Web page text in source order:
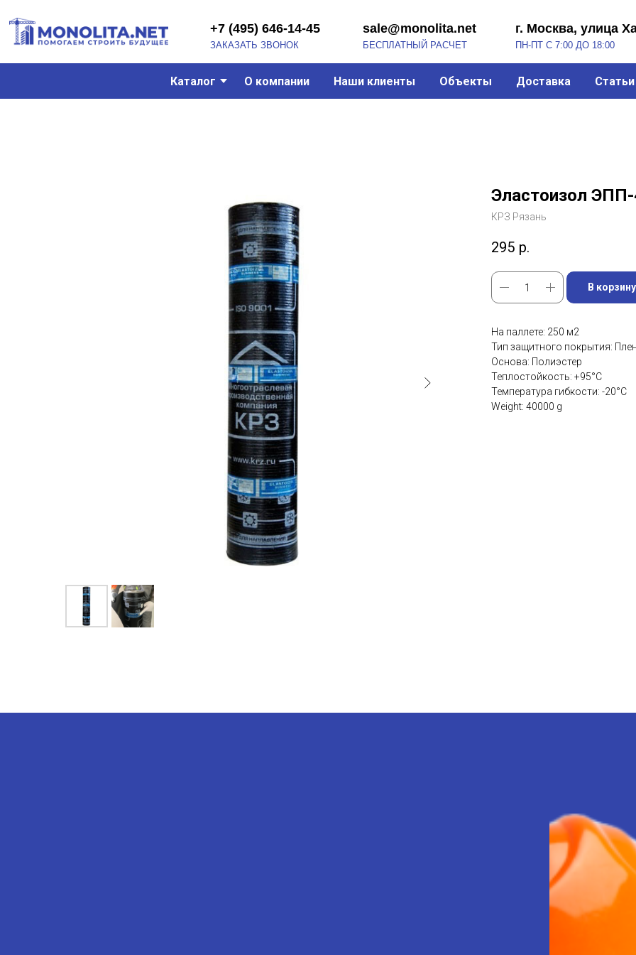
г. Москва, улица Хабарова, 2
ПН-ПТ С 7:00 ДО 18:00
+7 (495) 646-14-45
ЗАКАЗАТЬ ЗВОНОК БЕСПЛАТНЫЙ РАСЧЕТ
sale@monolita.net
Каталог О компании Наши клиенты Объекты Доставка Статьи
Эластоизол ЭПП-
КРЗ Рязань
295 р.
В корзину
На паллете: 250 м2
Тип защитного покрытия:
Основа: Полиэстер
Теплостойкость: +95°C
Температура гибкости: -20°C
Weight: 40000 g